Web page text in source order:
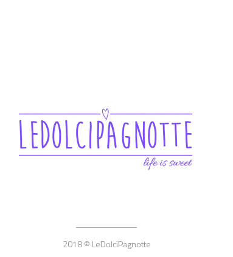
2018 © LeDolciPagnotte